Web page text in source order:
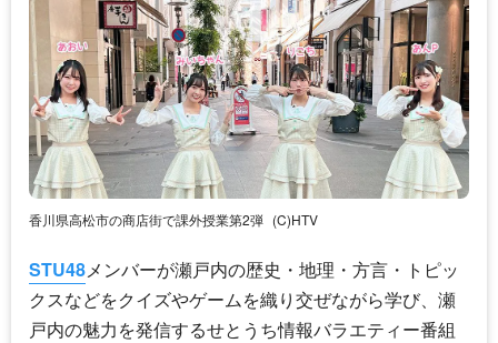
香川県高松市の商店街で課外授業第2弾 (C)HTV
STU48メンバーが瀬戸内の歴史・地理・方言・トピッ
クスなどをクイズやゲームを織り交ぜながら学び、瀬
戸内の魅力を発信するせとうち情報バラエティー番組